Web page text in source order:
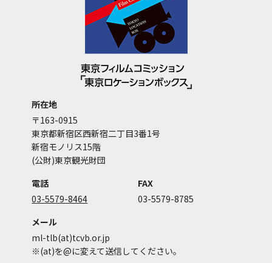
所在地
〒163-0915
東京都新宿区西新宿二丁目3番1号
新宿モノリス15階
(公財)東京観光財団
電話
03-5579-8464
FAX
03-5579-8785
メール
ml-tlb(at)tcvb.or.jp
※(at)を@に変えて送信してください。